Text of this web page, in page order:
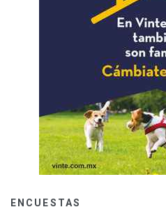
ENCUESTAS